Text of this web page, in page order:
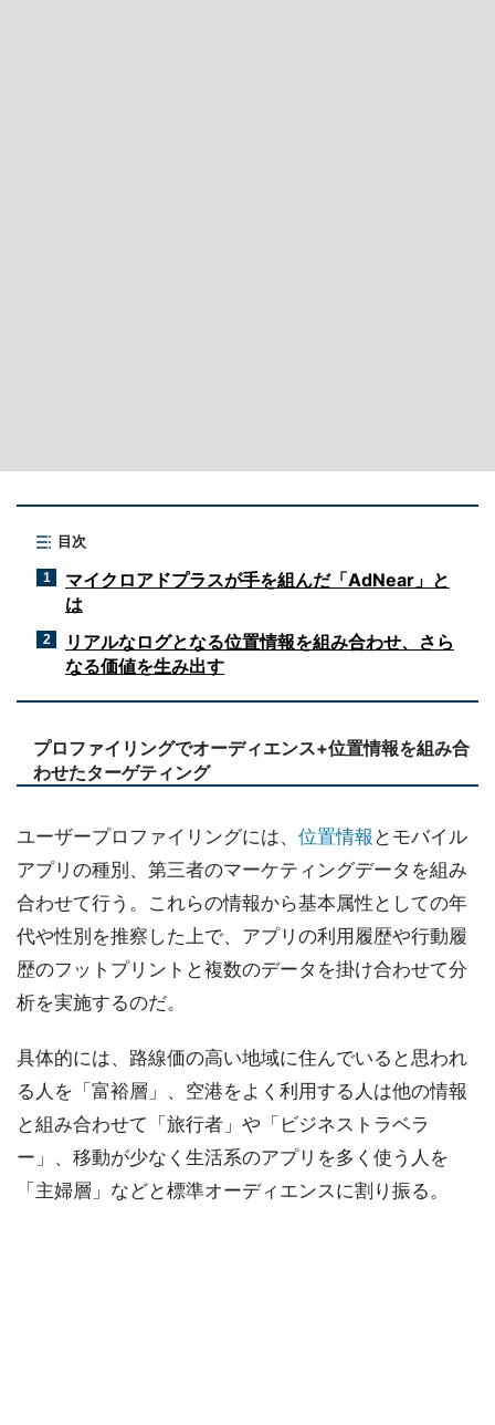
目次
1
マイクロアドプラスが手を組んだ「AdNear」と
は
2
リアルなログとなる位置情報を組み合わせ、さら
なる価値を生み出す
プロファイリングでオーディエンス+位置情報を組み合
わせたターゲティング
ユーザープロファイリングには、 位置情報 とモバイル
アプリの種別、第三者のマーケティングデータを組み
合わせて行う。これらの情報から基本属性としての年
代や性別を推察した上で、アプリの利用履歴や行動履
歴のフットプリントと複数のデータを掛け合わせて分
析を実施するのだ。
具体的には、路線価の高い地域に住んでいると思われ
る人を「富裕層」、空港をよく利用する人は他の情報
と組み合わせて「旅行者」や「ビジネストラベラ
ー」、移動が少なく生活系のアプリを多く使う人を
「主婦層」などと標準オーディエンスに割り振る。